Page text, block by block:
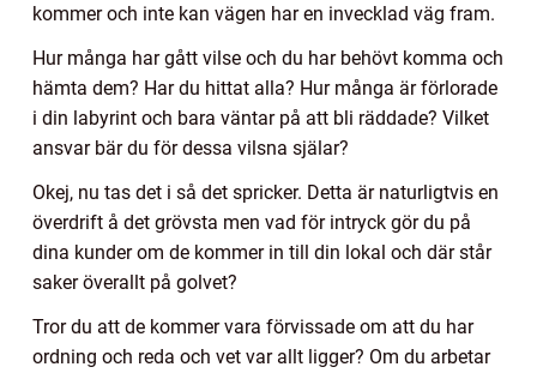
kommer och inte kan vägen har en invecklad väg fram.
Hur många har gått vilse och du har behövt komma och
hämta dem? Har du hittat alla? Hur många är förlorade
i din labyrint och bara väntar på att bli räddade? Vilket
ansvar bär du för dessa vilsna själar?
Okej, nu tas det i så det spricker. Detta är naturligtvis en
överdrift å det grövsta men vad för intryck gör du på
dina kunder om de kommer in till din lokal och där står
saker överallt på golvet?
Tror du att de kommer vara förvissade om att du har
ordning och reda och vet var allt ligger? Om du arbetar